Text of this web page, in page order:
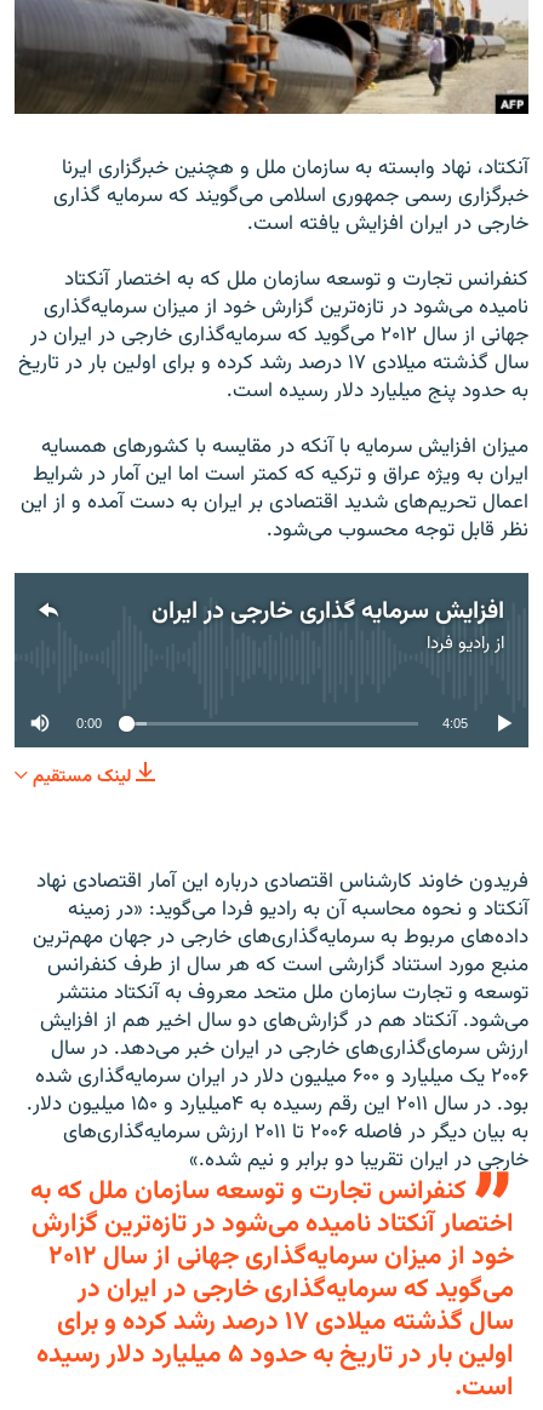
آنکتاد،‌ نهاد وابسته به سازمان ملل و هچنين خبرگزاری ايرنا
خبرگزاری رسمی جمهوری اسلامی می‌گويند که سرمايه گذاری
خارجی در ايران افزایش یافته است.
کنفرانس تجارت و توسعه سازمان ملل که به اختصار آنکتاد
ناميده می‌شود در تازه‌ترين گزارش خود از ميزان سرمايه‌گذاری
جهانی از سال ۲۰۱۲ می‌گويد که سرمايه‌گذاری خارجی در ايران در
سال گذشته ميلادی ۱۷ درصد رشد کرده و برای اولين بار در تاريخ
به حدود پنج ميليارد دلار رسيده است.
ميزان افزايش سرمايه با آنکه در مقايسه با کشورهای همسايه
ايران به ويژه عراق و ترکيه که کمتر است اما این آمار در شرايط
اعمال تحريم‌های شديد اقتصادی بر ايران به دست آمده و از اين
نظر قابل توجه محسوب می‌شود.
افزایش سرمایه گذاری خارجی در ایران
ازرادیو فردا
0:00 4:05
لینک مستقیم
فريدون خاوند کارشناس اقتصادی درباره اين آمار اقتصادی نهاد
آنکتاد و نحوه محاسبه آن به رادیو فردا می‌گويد: «در زمينه
داده‌های مربوط به سرمايه‌‌گذاری‌های خارجی در جهان مهم‌ترين
منبع مورد استناد گزارشی است که هر سال از طرف کنفرانس
توسعه و تجارت سازمان ملل متحد معروف به آنکتاد منتشر
می‌شود. آنکتاد هم در گزارش‌های دو سال اخير هم از افزايش
ارزش سرمای‌گذاری‌های خارجی در ايران خبر می‌دهد. در سال
۲۰۰۶ يک ميليارد و ۶۰۰ ميليون دلار در ايران سرمايه‌گذاری شده
بود. در سال ۲۰۱۱ اين رقم رسيده به ۴ميليارد و ۱۵۰ ميليون دلار.
به بيان ديگر در فاصله ۲۰۰۶ تا ۲۰۱۱ ارزش سرمايه‌گذاری‌های
خارجی در ايران تقريبا دو برابر و نيم شده.»
کنفرانس تجارت و توسعه سازمان ملل که به
اختصار آنکتاد ناميده می‌شود در تازه‌ترين گزارش
خود از ميزان سرمايه‌گذاری جهانی از سال ۲۰۱۲
می‌گويد که سرمايه‌گذاری خارجی در ايران در
سال گذشته ميلادی ۱۷ درصد رشد کرده و برای
اولين بار در تاريخ به حدود ۵ ميليارد دلار رسيده
است.